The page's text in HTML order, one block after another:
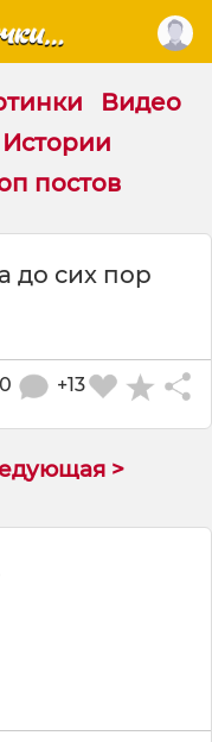
Видео
Истории
постов
до сих пор
+13
0
>